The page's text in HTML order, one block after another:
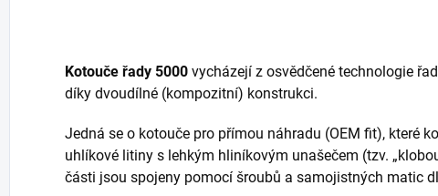
Kotouče řady 5000 vycházejí z osvědčené technologie
díky dvoudílné (kompozitní) konstrukci.
Jedná se o kotouče pro přímou náhradu (OEM fit), které
uhlíkové litiny s lehkým hliníkovým unašečem (tzv.
části jsou spojeny pomocí šroubů a samojistných matic